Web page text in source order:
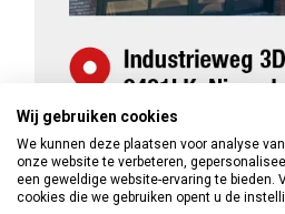
Wij gebruiken cookies
We kunnen deze plaatsen voor analyse
onze website te verbeteren,
een geweldige website-ervaring te bieden.
cookies die we gebruiken opent u de